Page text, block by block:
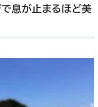
息が止まるほど美